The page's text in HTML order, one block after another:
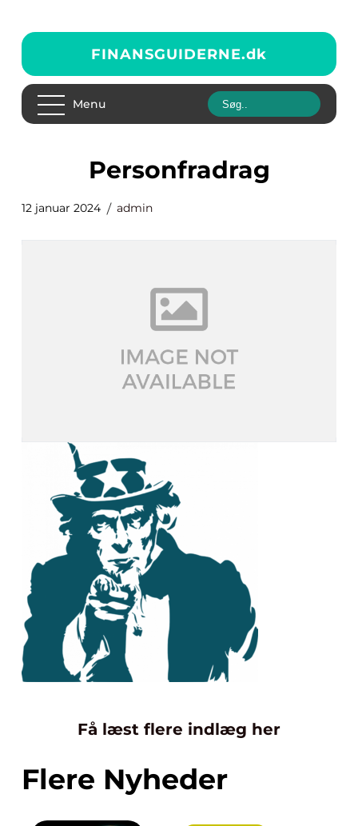
FINANSGUIDERNE.dk
Menu
personfradrag
12 januar 2024 admin
Få læst flere indlæg her
Flere Nyheder